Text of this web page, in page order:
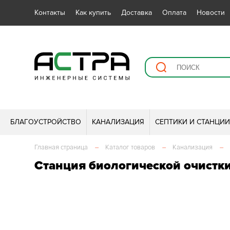
Контакты Как купить Доставка Оплата Новости
БЛАГОУСТРОЙСТВО КАНАЛИЗАЦИЯ СЕПТИКИ И
Главная страница – Каталог товаров – Канализация –
Станция биологической